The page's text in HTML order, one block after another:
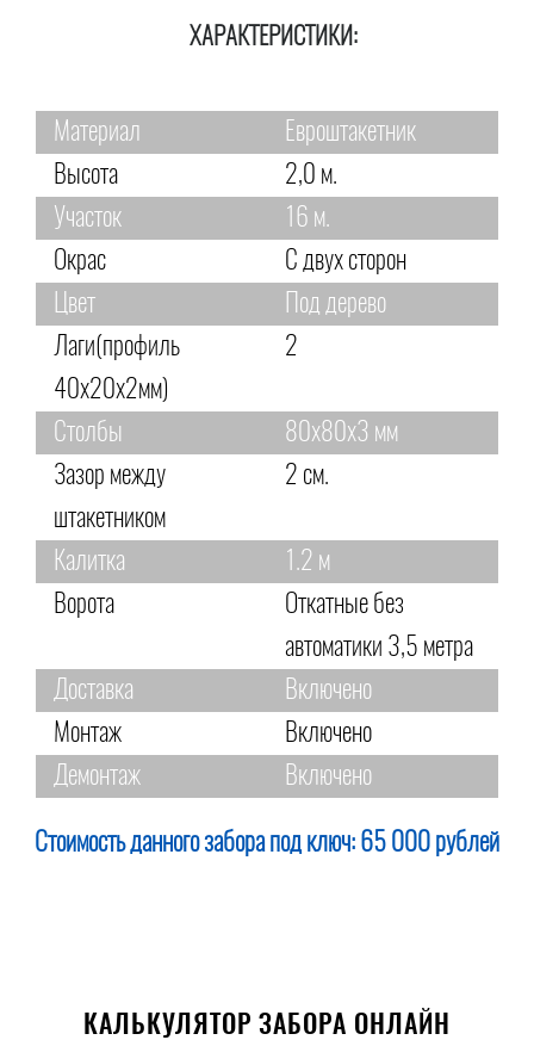
ХАРАКТЕРИСТИКИ:
Материал
Евроштакетник
Высота
2,0 м.
Участок
16 м.
Окрас
С двух сторон
Цвет
Под дерево
Лаги(профиль
40х20х2мм)
2
Столбы
80х80х3 мм
Зазор между
штакетником
2 см.
Калитка
1.2 м
Ворота
Откатные без
автоматики 3,5 метра
Доставка
Включено
Монтаж
Включено
Демонтаж
Включено
Стоимость данного забора под ключ: 65 000 рублей
КАЛЬКУЛЯТОР ЗАБОРА ОНЛАЙН